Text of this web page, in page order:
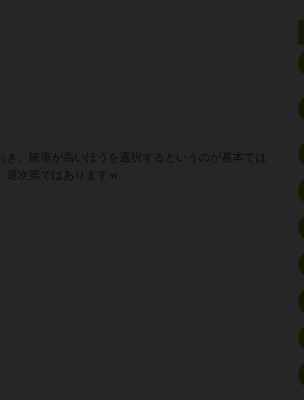
、確率が高いほうを選択するというのが基本では
運次第ではありますｗ